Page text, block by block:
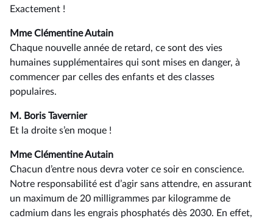
Exactement !
Mme Clémentine Autain
Chaque nouvelle année de retard, ce sont des vies
humaines supplémentaires qui sont mises en danger, à
commencer par celles des enfants et des classes
populaires.
M. Boris Tavernier
Et la droite s’en moque !
Mme Clémentine Autain
Chacun d’entre nous devra voter ce soir en conscience.
Notre responsabilité est d’agir sans attendre, en assurant
un maximum de 20 milligrammes par kilogramme de
cadmium dans les engrais phosphatés dès 2030. En effet,